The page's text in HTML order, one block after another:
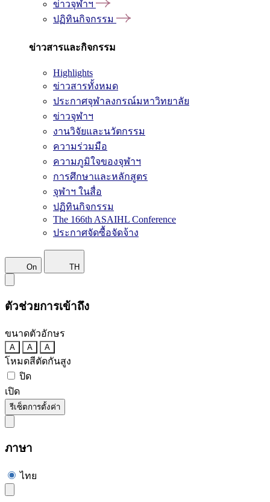
ข่าวจุฬาฯ
ปฏิทินกิจกรรม
ข่าวสารและกิจกรรม
Highlights
ข่าวสารทั้งหมด
ประกาศจุฬาลงกรณ์มหาวิทยาลัย
ข่าวจุฬาฯ
งานวิจัยและนวัตกรรม
ความร่วมมือ
ความภูมิใจของจุฬาฯ
การศึกษาและหลักสูตร
จุฬาฯ ในสื่อ
ปฏิทินกิจกรรม
The 166th ASAIHL Conference
ประกาศจัดซื้อจัดจ้าง
On TH
ตัวช่วยการเข้าถึง
ขนาดตัวอักษร
A A A
โหมดสีตัดกันสูง
ปิด
เปิด
รีเซ็ตการตั้งค่า
ภาษา
ไทย